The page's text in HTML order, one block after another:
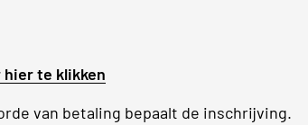
hier te klikken
van betaling bepaalt de inschrijving.